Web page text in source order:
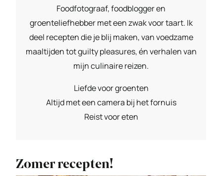
Foodfotograaf, foodblogger en
groenteliefhebber met een zwak voor taart. Ik
deel recepten die je blij maken, van voedzame
maaltijden tot guilty pleasures, én verhalen van
mijn culinaire reizen.
Liefde voor groenten
Altijd met een camera bij het fornuis
Reist voor eten
Zomer recepten!